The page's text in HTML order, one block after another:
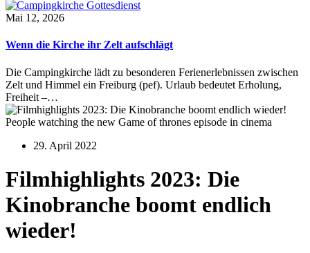
Mai 12, 2026
Wenn die Kirche ihr Zelt aufschlägt
Die Campingkirche lädt zu besonderen Ferienerlebnissen zwischen
Zelt und Himmel ein Freiburg (pef). Urlaub bedeutet Erholung,
Freiheit –…
People watching the new Game of thrones episode in cinema
29. April 2022
Filmhighlights 2023: Die
Kinobranche boomt endlich
wieder!